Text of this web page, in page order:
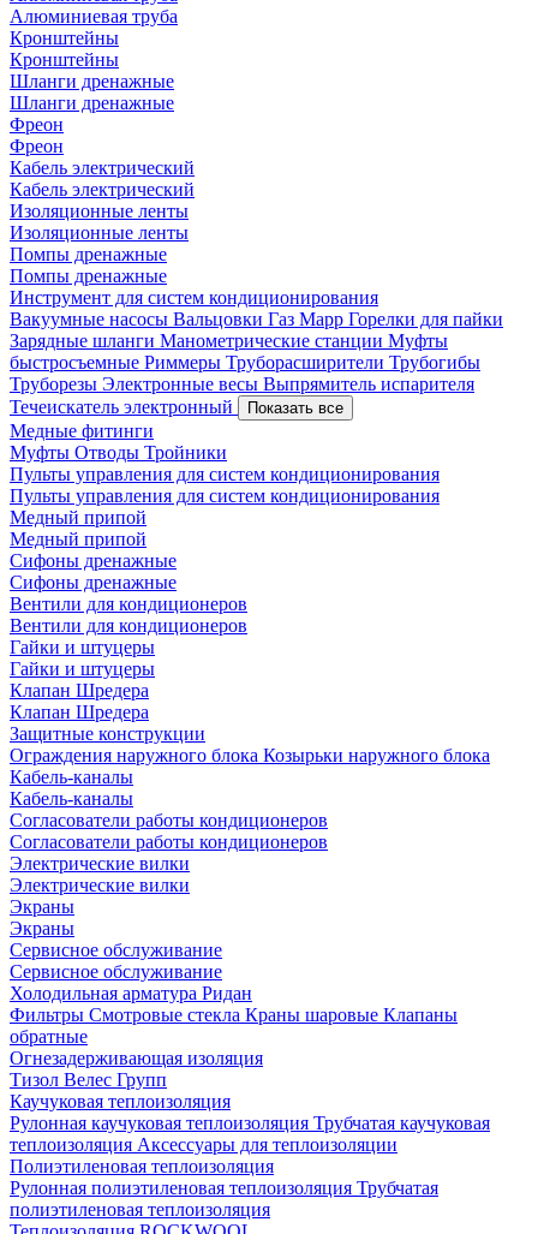
Алюминиевая труба
Кронштейны
Кронштейны
Шланги дренажные
Шланги дренажные
Фреон
Фреон
Кабель электрический
Кабель электрический
Изоляционные ленты
Изоляционные ленты
Помпы дренажные
Помпы дренажные
Инструмент для систем кондиционирования
Вакуумные насосы Вальцовки Газ Mapp Горелки для пайки
Зарядные шланги Манометрические станции Муфты
быстросъемные Риммеры Труборасширители Трубогибы
Труборезы Электронные весы Выпрямитель испарителя
Течеискатель электронный
Показать все
Медные фитинги
Муфты Отводы Тройники
Пульты управления для систем кондиционирования
Пульты управления для систем кондиционирования
Медный припой
Медный припой
Сифоны дренажные
Сифоны дренажные
Вентили для кондиционеров
Вентили для кондиционеров
Гайки и штуцеры
Гайки и штуцеры
Клапан Шредера
Клапан Шредера
Защитные конструкции
Ограждения наружного блока Козырьки наружного блока
Кабель-каналы
Кабель-каналы
Согласователи работы кондиционеров
Согласователи работы кондиционеров
Электрические вилки
Электрические вилки
Экраны
Экраны
Сервисное обслуживание
Сервисное обслуживание
Холодильная арматура Ридан
Фильтры Смотровые стекла Краны шаровые Клапаны
обратные
Огнезадерживающая изоляция
Тизол Велес Групп
Каучуковая теплоизоляция
Рулонная каучуковая теплоизоляция Трубчатая каучуковая
теплоизоляция Аксессуары для теплоизоляции
Полиэтиленовая теплоизоляция
Рулонная полиэтиленовая теплоизоляция Трубчатая
полиэтиленовая теплоизоляция